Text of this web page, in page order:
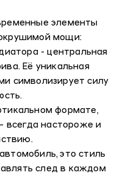
элементы
мощи:
- центральная
Её уникальная
символизирует силу
формате,
всегда настороже и
это стиль
след в каждом